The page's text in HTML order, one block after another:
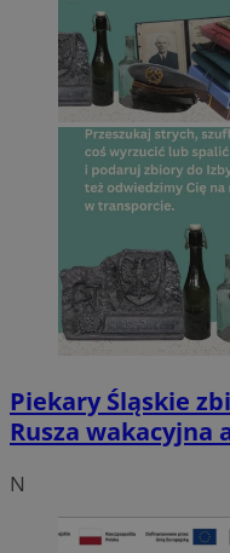
Piekary Śląskie
Rusza wakacyjna
N